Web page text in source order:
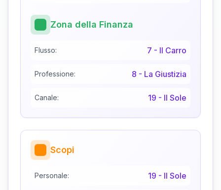
Zona della Finanza
Flusso: 7 - Il Carro
Professione: 8 - La Giustizia
Canale: 19 - Il Sole
Scopi
Personale: 19 - Il Sole